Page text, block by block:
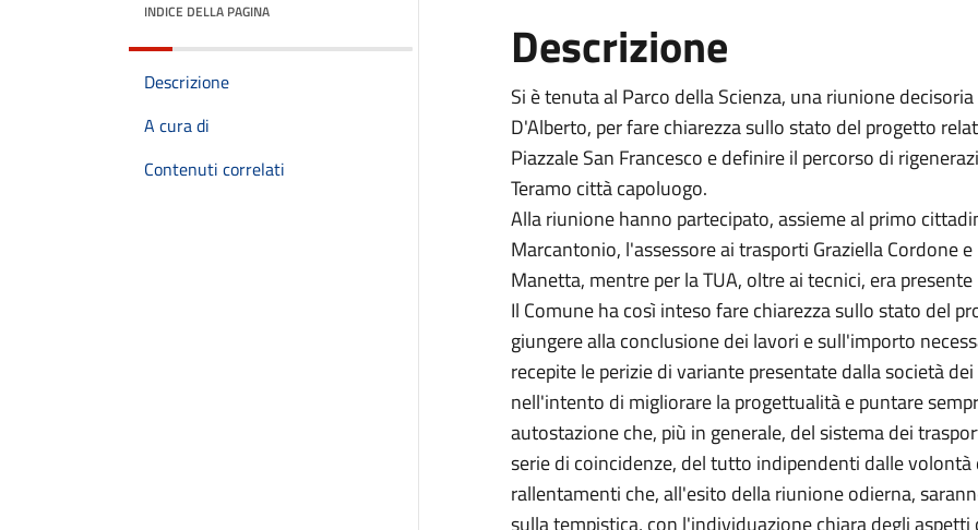
INDICE DELLA PAGINA
Descrizione
A cura di
Contenuti correlati
Descrizione
Si è tenuta al Parco della Scienza, una riunione
D'Alberto, per fare chiarezza sullo stato del progetto
Piazzale San Francesco e definire il percorso di
Teramo città capoluogo.
Alla riunione hanno partecipato, assieme al primo
Marcantonio, l'assessore ai trasporti Graziella Cordone
Manetta, mentre per la TUA, oltre ai tecnici, era
Il Comune ha così inteso fare chiarezza sullo stato del
giungere alla conclusione dei lavori e sull'importo
recepite le perizie di variante presentate dalla società
nell'intento di migliorare la progettualità e puntare
autostazione che, più in generale, del sistema dei
serie di coincidenze, del tutto indipendenti dalle
rallentamenti che, all'esito della riunione odierna,
sulla tempistica, con l'individuazione chiara degli